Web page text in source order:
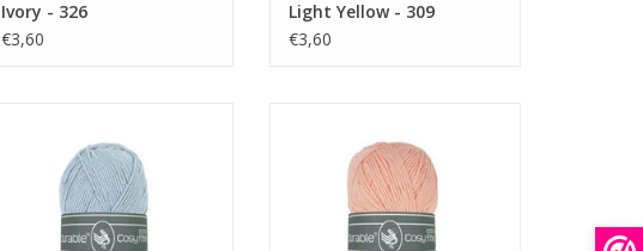
Ivory - 326
€3,60
Light Yellow - 309
€3,60
Blue -2124
TOEVOEGEN AAN WINKELWAGEN
211
TOEVOEGEN AAN WINKELWAGEN